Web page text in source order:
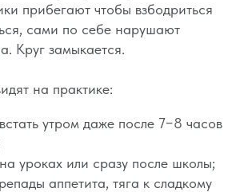
прибегают чтобы взбодриться
сами по себе нарушают
Круг замыкается.
на практике:
утром даже после 7−8 часов
уроках или сразу после школы;
аппетита, тяга к сладкому